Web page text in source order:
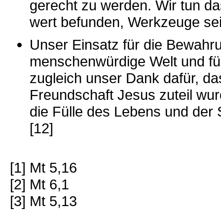
gerecht zu werden. Wir tun
wert befunden, Werkzeuge
Unser Einsatz für die
menschenwürdige Welt und
zugleich unser Dank dafür,
Freundschaft Jesus zuteil
die Fülle des Lebens und
[12]
[1] Mt 5,16
[2] Mt 6,1
[3] Mt 5,13